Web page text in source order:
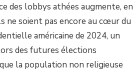
des lobbys athées augmente, en
ne soient pas encore au cœur du
américaine de 2024, un
des futures élections
la population non religieuse